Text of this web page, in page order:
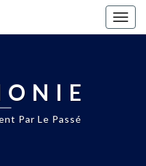
Par Le Passé